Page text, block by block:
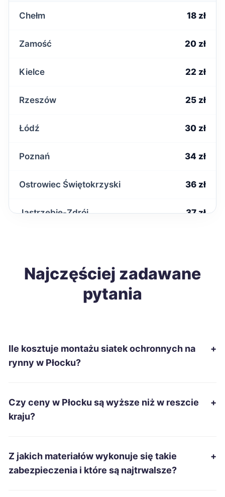
Chełm 18 zł
Zamość 20 zł
Kielce 22 zł
Rzeszów 25 zł
Łódź 30 zł
Poznań 34 zł
Ostrowiec Świętokrzyski 36 zł
Jastrzębie-Zdrój 37 zł
Tomaszów Mazowiecki 37 zł
Tarnowskie Góry 38 zł
Żory
Grudziądz
Najczęściej zadawane
pytania
Ile kosztuje montażu siatek ochronnych na
rynny w Płocku?
+
Czy ceny w Płocku są wyższe niż w reszcie
kraju?
+
Z jakich materiałów wykonuje się takie
zabezpieczenia i które są najtrwalsze?
+